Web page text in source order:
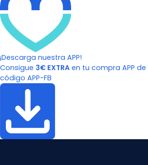
¡Descarga nuestra APP!
Consigue 3€ EXTRA en tu compra APP
código APP-FB